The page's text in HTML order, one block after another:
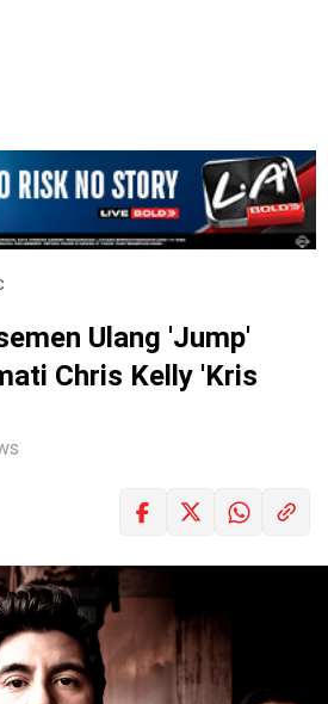
Ulang 'Jump'
Chris Kelly 'Kris
LOGIN